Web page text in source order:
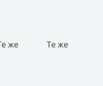
же Те же